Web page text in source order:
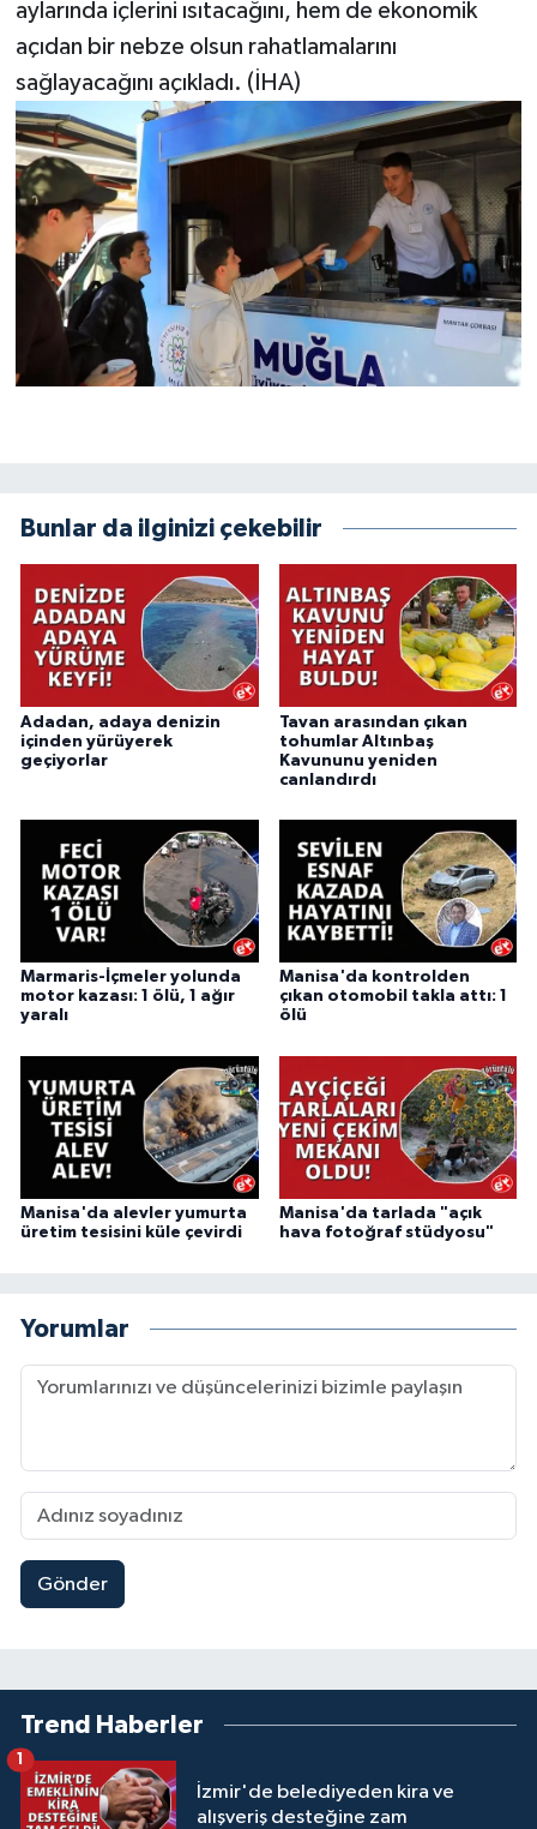
aylarında içlerini ısıtacağını, hem de ekonomik
açıdan bir nebze olsun rahatlamalarını
sağlayacağını açıkladı. (İHA)
Bunlar da ilginizi çekebilir
Adadan, adaya denizin
içinden yürüyerek
geçiyorlar
Tavan arasından çıkan
tohumlar Altınbaş
Kavununu yeniden
canlandırdı
Marmaris-İçmeler yolunda
motor kazası: 1 ölü, 1 ağır
yaralı
Manisa'da kontrolden
çıkan otomobil takla attı: 1
ölü
Manisa'da alevler yumurta
üretim tesisini küle çevirdi
Manisa'da tarlada "açık
hava fotoğraf stüdyosu"
Yorumlar
Gönder
Trend Haberler
İzmir'de belediyeden kira ve
alışveriş desteğine zam
1